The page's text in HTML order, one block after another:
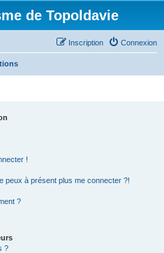
de Topoldavie
Connexion
Inscription
!
peux à présent plus me connecter ?!
?
?